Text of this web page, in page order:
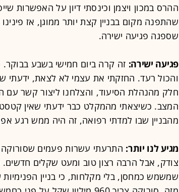
ההרס במכון ויצמן וכינסתי דיון על האפשרות
שהתפנה מקום בבניין קצת יותר ממוגן, אז
שספגה פגיעה ישירה.
פגיעה ישירה: זה קרה ביום חמישי בשבע
והכול רעד. החזקתי את עצמי לא לצאת, ידעתי
חלק מהנהלת הסיעוד, והצלחנו ליצור קשר עם
המצב. כשיצאתי מהמקלט כבר ידעתי שאין
מהבניין שבו למדתי רפואה, זה היה ממש רגע
מגיע לנו יותר: התרעתי עשרות פעמים
צודק, אבל הרבה רצון טוב ומעט שקלים
שמשמש כמחסן, בלי מקלחות, כי בניין